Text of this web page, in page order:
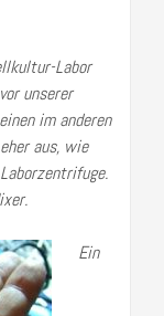
Labor
unserer
im anderen
aus, wie
Ein